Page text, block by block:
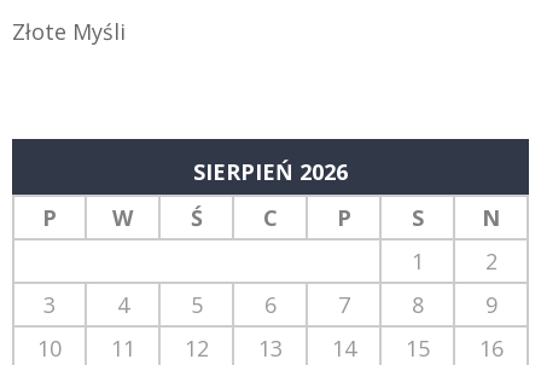
Złote Myśli
SIERPIEŃ 2026
P
W Ś C P S N
1
2
3
4 5 6 7 8
9
10
11 12 13 14 15
16